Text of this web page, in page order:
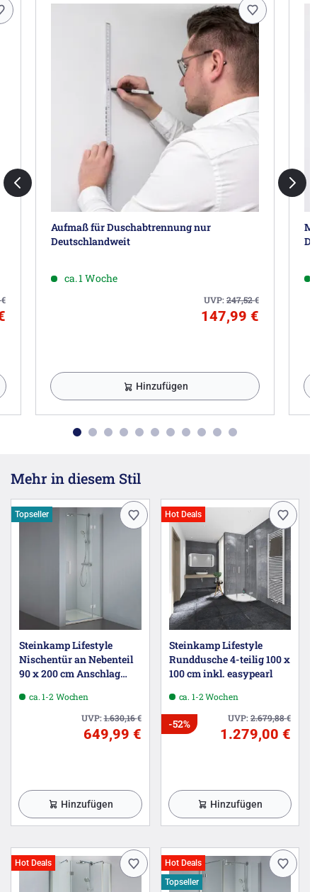
€
Aufmaß für Duschabtrennung nur
Deutschlandweit
ca. 1 Woche
UVP:247,52€
147,99 €
Hinzufügen
Mehr in diesem Stil
Topseller
Steinkamp Lifestyle
Nischentür an Nebenteil
90 x 200 cm Anschlag
ca. 1-2 Wochen
UVP:1.630,16€
649,99 €
Hinzufügen
Hot Deals
Steinkamp Lifestyle
Runddusche 4-teilig 100 x
100 cm inkl. easypearl
ca. 1-2 Wochen
UVP:2.679,88€
-52%
1.279,00 €
Hinzufügen
Hot Deals
Hot Deals
Topseller